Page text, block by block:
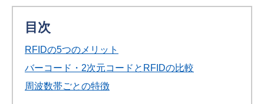
目次
RFIDの5つのメリット
バーコード・2次元コードとRFIDの比較
周波数帯ごとの特徴